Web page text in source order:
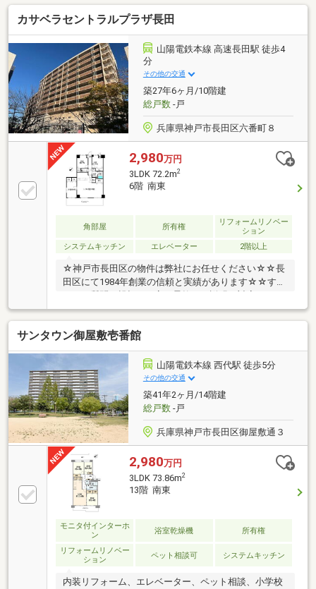
月々のお支払い例■〇2980万円借入・35年ローン・金
利1.235％の場合管理費・修繕費用合わせて月々約
115688円でお住まい頂けます♪是非今の賃料と比べて
みて下さい♪■おすすめポイント■〇最寄りの駅まで徒
歩約4分〇駐車場1台分(現状空無)○近隣商業施設大充実
〇一番近い公園まで徒歩2分〇ウォークインクローゼ
ット有■周辺環境■○駒ヶ林小学校○駒ヶ林中学校
カサベラセントラルプラザ長田
山陽電鉄本線 高速長田駅 徒歩4
分
その他の交通
築27年6ヶ月/10階建
総戸数-戸
兵庫県神戸市長田区六番町８
2,980万円
3LDK 72.2m2
6階 南東
角部屋 所有権
リフォームリノベー
ション
システムキッチン
エレベーター 2階以上
☆神戸市長田区の物件は弊社にお任せください☆☆長
田区にて1984年創業の信頼と実績があります☆☆すべ
頂きます☆■おすすめポイント■〇令和8年9月リフォー
ム予定キッチン・風呂・洗面・トイレ水回り一新、フ
ローリング上張り、建具新調、クロス全室張替4LDKか
ら3LDKに間取り変更〇角部屋3LDKの間取り♪〇3WYA
アクセス可能〇高速長田駅まで徒歩4分、地下鉄「長
田駅」まで徒歩3分〇近隣商業施設が多数あり生活の
利便良好♪■周辺環境■○宮川小学校○西代中学校
サンタウン御屋敷壱番館
山陽電鉄本線 西代駅 徒歩5分
その他の交通
築41年2ヶ月/14階建
総戸数-戸
兵庫県神戸市長田区御屋敷通３
2,980万円
3LDK 73.86m2
13階 南東
モニタ付インターホ
ン
浴室乾燥機 所有権
リフォームリノベー
ション
ペット相談可 システムキッチン
内装リフォーム、エレベーター、ペット相談、小学校